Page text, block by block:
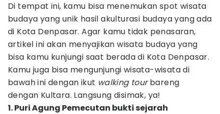
Di tempat ini, kamu bisa menemukan spot wisata
budaya yang unik hasil akulturasi budaya yang ada
di Kota Denpasar. Agar kamu tidak penasaran,
artikel ini akan menyajikan wisata budaya yang
bisa kamu kunjungi saat berada di Kota Denpasar.
Kamu juga bisa mengunjungi wisata-wisata di
bawah ini dengan ikut walking tourbareng
dengan Kultara. Langsung disimak, ya!
1. Puri Agung Pemecutan bukti sejarah